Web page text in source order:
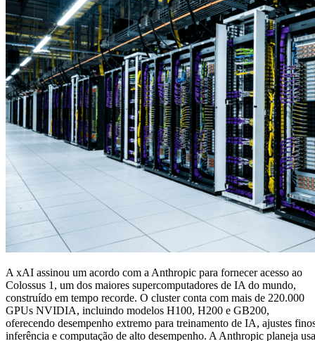
A xAI assinou um acordo com a Anthropic para fornecer acesso ao
Colossus 1, um dos maiores supercomputadores de IA do mundo,
construído em tempo recorde. O cluster conta com mais de 220.000
GPUs NVIDIA, incluindo modelos H100, H200 e GB200,
oferecendo desempenho extremo para treinamento de IA, ajustes
inferência e computação de alto desempenho. A Anthropic planeja